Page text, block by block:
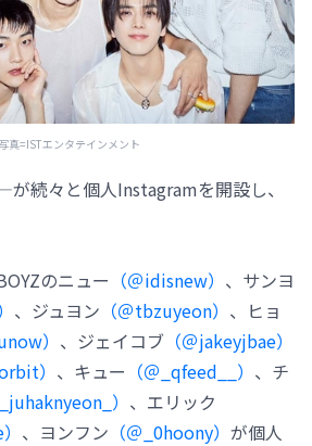
写真=ISTエンタテインメント
続々と個人Instagramを開設し、
のニュー （＠idisnew） 、サンヨ
、ジュヨン （＠tbzuyeon） 、ヒョ
） 、ジェイコブ （＠jakeyjbae）
） 、キュー （＠_qfeed__） 、チ
_juhaknyeon_） 、エリック
、ヨンフン （＠_0hoony） が個人